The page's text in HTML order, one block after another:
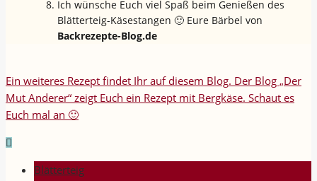
Ich wünsche Euch viel Spaß beim Genießen des
Blätterteig-Käsestangen 🙂 Eure Bärbel von
Backrezepte-Blog.de
Ein weiteres Rezept findet Ihr auf diesem Blog. Der Blog „Der
Mut Anderer“ zeigt Euch ein Rezept mit Bergkäse. Schaut es
Euch mal an 🙂
Blätterteig